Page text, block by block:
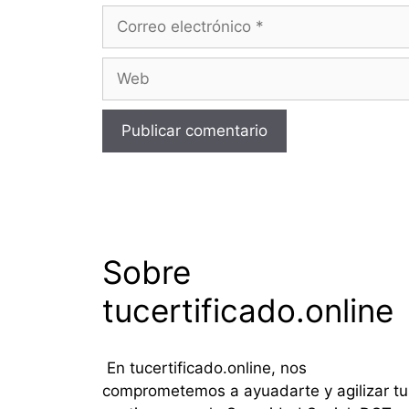
electrónico
Sobre
tucertificado.online
En tucertificado.online, nos
comprometemos a ayuadarte y agilizar